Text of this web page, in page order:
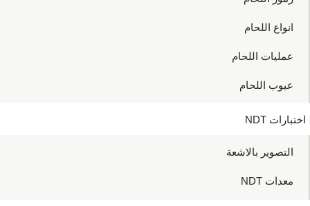
انواع اللحام
عمليات اللحام
عيوب اللحام
اختبارات NDT
التصوير بالاشعة
معدات NDT